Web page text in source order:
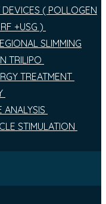
( POLLOGEN
+USG )
SLIMMING
TRILIPO
TREATMENT
ANALYSIS
STIMULATION